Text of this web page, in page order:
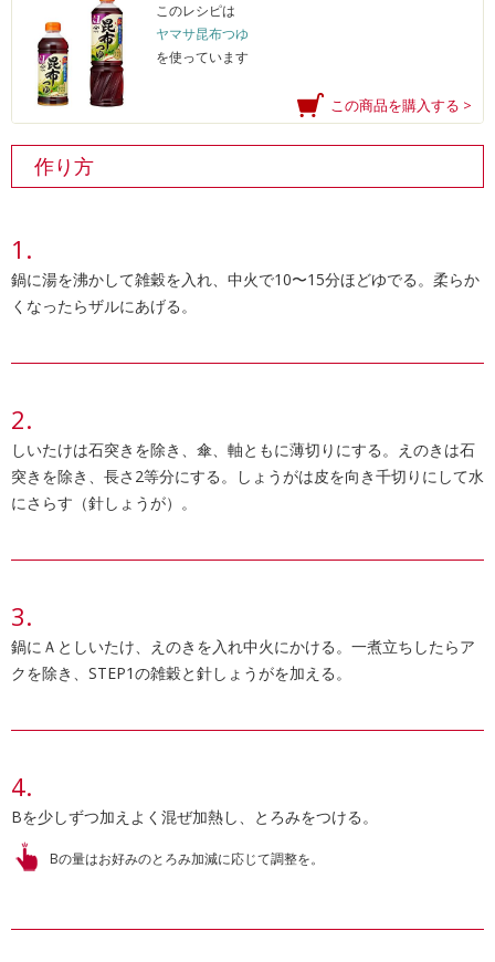
このレシピは
ヤマサ昆布つゆ
を使っています
この商品を購入する >
作り方
鍋に湯を沸かして雑穀を入れ、中火で10〜15分ほどゆでる。柔らか
くなったらザルにあげる。
しいたけは石突きを除き、傘、軸ともに薄切りにする。えのきは石
突きを除き、長さ2等分にする。しょうがは皮を向き千切りにして水
にさらす（針しょうが）。
鍋にＡとしいたけ、えのきを入れ中火にかける。一煮立ちしたらア
クを除き、STEP1の雑穀と針しょうがを加える。
Bを少しずつ加えよく混ぜ加熱し、とろみをつける。
Bの量はお好みのとろみ加減に応じて調整を。